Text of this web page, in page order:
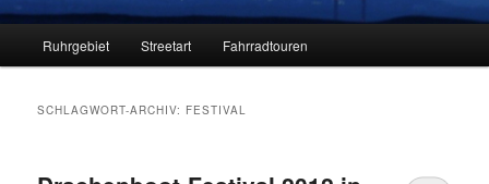
Ruhrgebiet Streetart Fahrradtouren
SCHLAGWORT-ARCHIV: FESTIVAL